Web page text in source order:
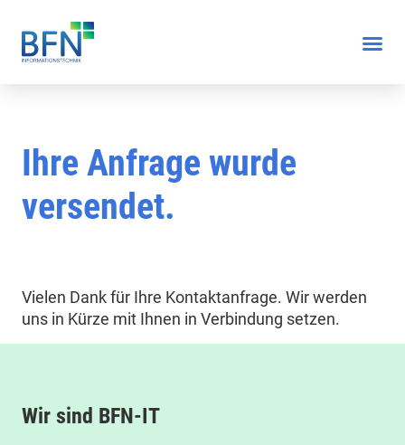
Ihre Anfrage wurde
versendet.
Vielen Dank für Ihre Kontaktanfrage. Wir werden
uns in Kürze mit Ihnen in Verbindung setzen.
Wir sind BFN-IT